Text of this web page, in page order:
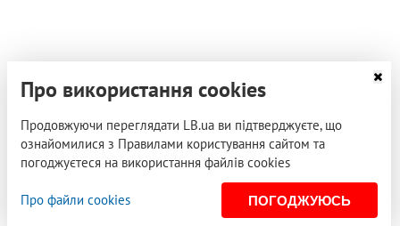
Про використання cookies
Продовжуючи переглядати LB.ua ви підтверджуєте, що
ознайомилися з Правилами користування сайтом та
погоджуєтеся на використання файлів cookies
Про файли cookies ПОГОДЖУЮСЬ